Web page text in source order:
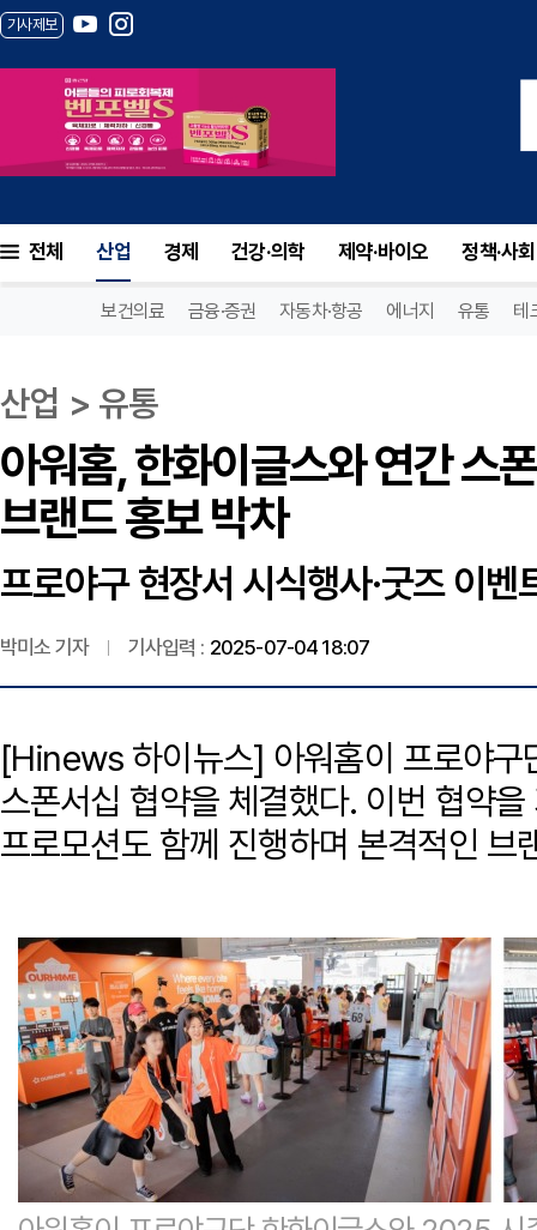
기사제보
전체 산업 경제 건강·의학 제약·바이오 정책·사회
보건의료 금융·증권 자동차·항공 에너지 유통 테
산업 > 유통
아워홈, 한화이글스와 연간 스
브랜드 홍보 박차
프로야구 현장서 시식행사·굿즈 이
박미소 기자 기사입력 : 2025-07-04 18:07
[Hinews 하이뉴스] 아워홈이 프로야
스폰서십 협약을 체결했다. 이번 협약
프로모션도 함께 진행하며 본격적인 브